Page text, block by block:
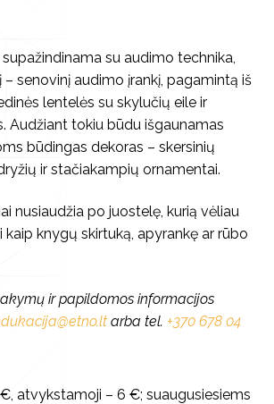
Stovyklos
Koncertai
Kalendorinės šventės
Visi leidiniai
Knygos
Vaizdo ir garso įrašai
Kita
Vilniaus folkloro ansambliai
Archyvas
su audimo technika,
senovinį audimo įrankį, pagamintą iš
lentelės su skylučių eile ir
Audžiant tokiu būdu išgaunamas
būdingas dekoras – skersinių
ir stačiakampių ornamentai.
nusiaudžia po juostelę, kurią vėliau
knygų skirtuką, apyrankę ar rūbo
ir papildomos informacijos
arba tel. +370 678 04
atvykstamoji – 6 €; suaugusiesiems